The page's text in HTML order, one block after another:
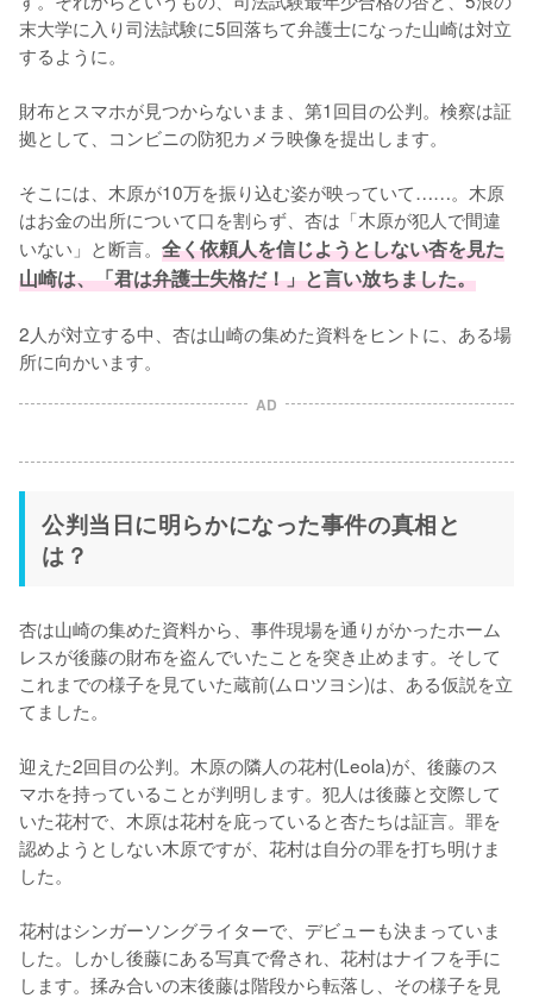
末大学に入り司法試験に5回落ちて弁護士になった山崎は対立
するように。
財布とスマホが見つからないまま、第1回目の公判。検察は証
拠として、コンビニの防犯カメラ映像を提出します。
そこには、木原が10万を振り込む姿が映っていて……。木原
はお金の出所について口を割らず、杏は「木原が犯人で間違
いない」と断言。 全く依頼人を信じようとしない杏を見た
山崎は、「君は弁護士失格だ！」と言い放ちました。
2人が対立する中、杏は山崎の集めた資料をヒントに、ある場
所に向かいます。
AD
公判当日に明らかになった事件の真相と
は？
杏は山崎の集めた資料から、事件現場を通りがかったホーム
レスが後藤の財布を盗んでいたことを突き止めます。そして
これまでの様子を見ていた蔵前(ムロツヨシ)は、ある仮説を立
てました。
迎えた2回目の公判。木原の隣人の花村(Leola)が、後藤のス
マホを持っていることが判明します。犯人は後藤と交際して
いた花村で、木原は花村を庇っていると杏たちは証言。罪を
認めようとしない木原ですが、花村は自分の罪を打ち明けま
した。
花村はシンガーソングライターで、デビューも決まっていま
した。しかし後藤にある写真で脅され、花村はナイフを手に
します。揉み合いの末後藤は階段から転落し、その様子を見